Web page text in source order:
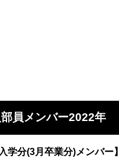
員メンバー2022年
学分(3月卒業分)メンバー】